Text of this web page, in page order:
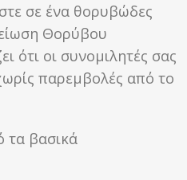
σε ένα θορυβώδες
Θορύβου
ότι οι συνομιλητές σας
παρεμβολές από το
τα βασικά